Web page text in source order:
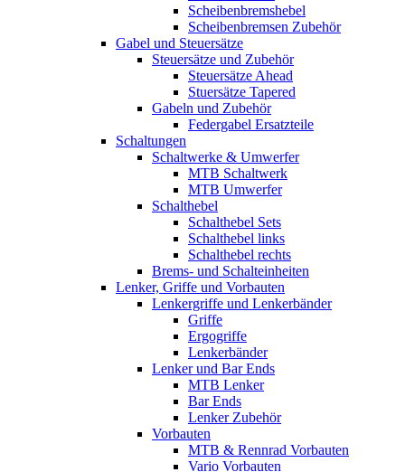
Scheibenbremshebel
Scheibenbremsen Zubehör
Gabel und Steuersätze
Steuersätze und Zubehör
Steuersätze Ahead
Stuersätze Tapered
Gabeln und Zubehör
Federgabel Ersatzteile
Schaltungen
Schaltwerke & Umwerfer
MTB Schaltwerk
MTB Umwerfer
Schalthebel
Schalthebel Sets
Schalthebel links
Schalthebel rechts
Brems- und Schalteinheiten
Lenker, Griffe und Vorbauten
Lenkergriffe und Lenkerbänder
Griffe
Ergogriffe
Lenkerbänder
Lenker und Bar Ends
MTB Lenker
Bar Ends
Lenker Zubehör
Vorbauten
MTB & Rennrad Vorbauten
Vario Vorbauten